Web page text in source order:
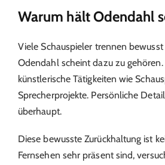
Warum hält Odendahl
Viele Schauspieler trennen
Odendahl scheint dazu zu
künstlerische Tätigkeiten wie
Sprecherprojekte. Persönliche
überhaupt.
Diese bewusste Zurückhaltung ist
Fernsehen sehr präsent sind,